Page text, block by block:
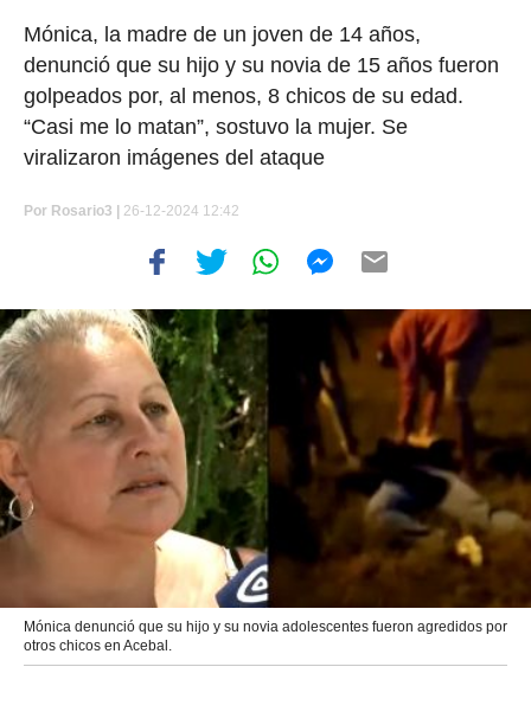
Mónica, la madre de un joven de 14 años,
denunció que su hijo y su novia de 15 años fueron
golpeados por, al menos, 8 chicos de su edad.
“Casi me lo matan”, sostuvo la mujer. Se
viralizaron imágenes del ataque
Por Rosario3 | 26-12-2024 12:42
Mónica denunció que su hijo y su novia adolescentes fueron agredidos por
otros chicos en Acebal.